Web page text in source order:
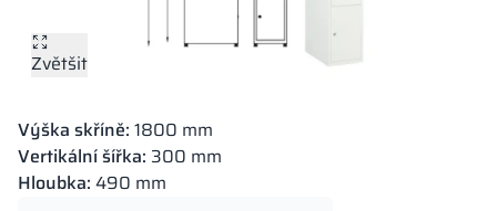
Zvětšit
Výška skříně: 1800 mm
Vertikální šířka: 300 mm
Hloubka: 490 mm